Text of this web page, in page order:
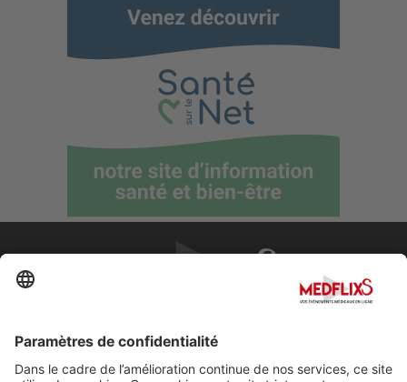
À propos de MedflixS®
Aide